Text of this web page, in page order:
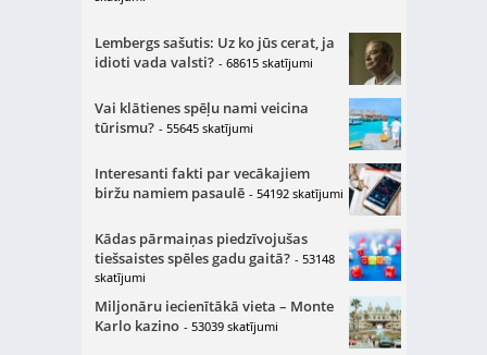
Lembergs sašutis: Uz ko jūs cerat, ja
idioti vada valsti? - 68615 skatījumi
Vai klātienes spēļu nami veicina
tūrismu? - 55645 skatījumi
Interesanti fakti par vecākajiem
biržu namiem pasaulē - 54192 skatījumi
Kādas pārmaiņas piedzīvojušas
tiešsaistes spēles gadu gaitā? - 53148
skatījumi
Miljonāru iecienītākā vieta – Monte
Karlo kazino - 53039 skatījumi